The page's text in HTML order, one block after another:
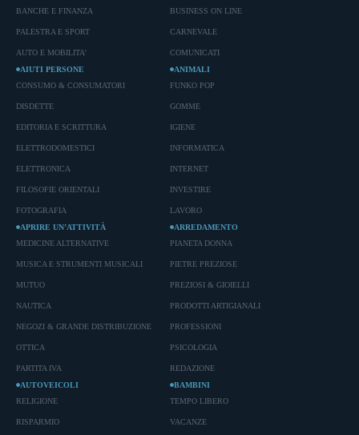
BANCHE E FINANZA
PALESTRA E SPORT
AUTO E MOBILITA'
BUSINESS ON LINE
CARNEVALE
COMUNICATI
AIUTI PERSONE
CONSUMO & CONSUMATORI
DISDETTE
EDITORIA E SCRITTURA
ELETTRODOMESTICI
ELETTRONICA
FILOSOFIE ORIENTALI
FOTOGRAFIA
ANIMALI
FUNKO POP
GOMME
IGIENE
INFORMATICA
INTERNET
INVESTIRE
LAVORO
APRIRE UN’ATTIVITÀ
MEDICINE ALTERNATIVE
MUSICA E STRUMENTI MUSICALI
MUTUO
NAUTICA
NEGOZI & GRANDE DISTRIBUZIONE
OTTICA
PARTITA IVA
ARREDAMENTO
PIANETA DONNA
PIETRE PREZIOSE
PREZIOSI & GIOIELLI
PRODOTTI ARTIGIANALI
PROFESSIONI
PSICOLOGIA
REDAZIONE
AUTOVEICOLI
RELIGIONE
RISPARMIO
BAMBINI
TEMPO LIBERO
VACANZE